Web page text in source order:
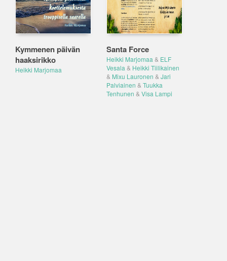
Kymmenen päivän
haaksirikko
Heikki Marjomaa
Santa Force
Heikki Marjomaa & ELF
Vesala & Heikki Tiilikainen
& Mixu Lauronen & Jari
Palviainen & Tuukka
Tenhunen & Visa Lampi